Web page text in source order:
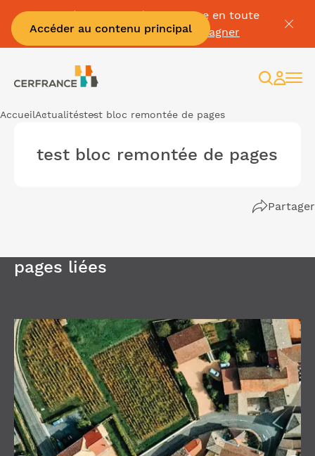
Accéder au contenu principal
Passez à la facture électronique en toute
sérénité :Je me fais accompagner
AccueilActualitéstest bloc remontée de pages
test bloc remontée de pages
Partager
pages liées